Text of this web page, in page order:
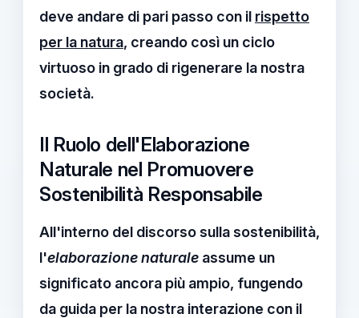
deve andare di pari passo con il rispetto
per la natura, creando così un ciclo
virtuoso in grado di rigenerare la nostra
società.
Il Ruolo dell'Elaborazione
Naturale nel Promuovere
Sostenibilità Responsabile
All'interno del discorso sullasostenibilità,
l'elaborazione naturale assume un
significato ancora più ampio, fungendo
da guida per la nostra interazione con il